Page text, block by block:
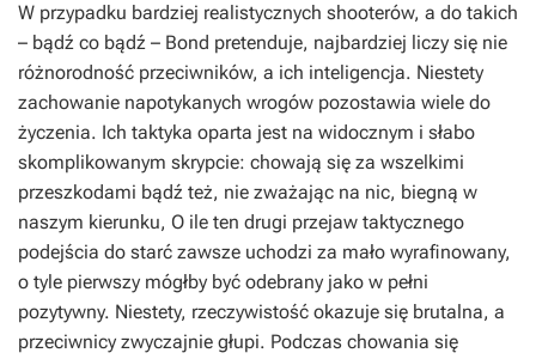
W przypadku bardziej realistycznych shooterów, a do takich
– bądź co bądź – Bond pretenduje, najbardziej liczy się nie
różnorodność przeciwników, a ich inteligencja. Niestety
zachowanie napotykanych wrogów pozostawia wiele do
życzenia. Ich taktyka oparta jest na widocznym i słabo
skomplikowanym skrypcie: chowają się za wszelkimi
przeszkodami bądź też, nie zważając na nic, biegną w
naszym kierunku, O ile ten drugi przejaw taktycznego
podejścia do starć zawsze uchodzi za mało wyrafinowany,
o tyle pierwszy mógłby być odebrany jako w pełni
pozytywny. Niestety, rzeczywistość okazuje się brutalna, a
przeciwnicy zwyczajnie głupi. Podczas chowania się